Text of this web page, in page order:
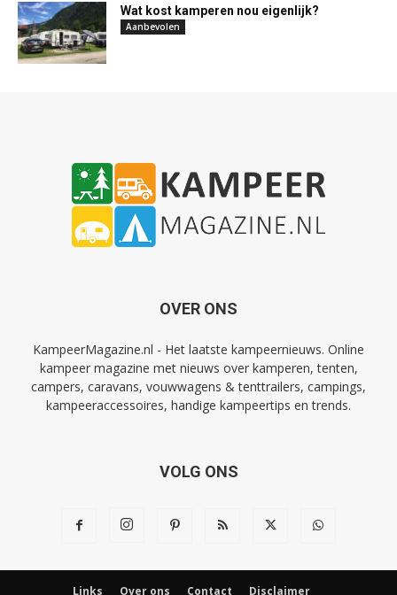
Wat kost kamperen nou eigenlijk?
Aanbevolen
OVER ONS
KampeerMagazine.nl - Het laatste kampeernieuws. Online
kampeer magazine met nieuws over kamperen, tenten,
campers, caravans, vouwwagens & tenttrailers, campings,
kampeeraccessoires, handige kampeertips en trends.
VOLG ONS
Links Over ons Contact Disclaimer